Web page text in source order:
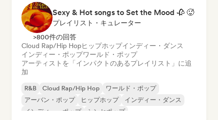
Sexy & Hot songs to Set the Mood 🥀 🥵
プレイリスト・キュレーター
>800件の回答
Cloud Rap/Hip Hopヒップホップインディー・ダンス
インディー・ポップワールド・ポップ
アーティストを「インパクトのあるプレイリスト」に追
加
R&B Cloud Rap/Hip Hop
ワールド・ポップ
アーバン・ポップ
ヒップホップ
インディー・ダンス
インディー・ポップ
シンセポップ